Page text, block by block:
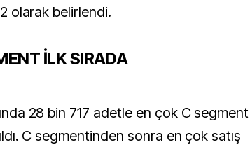
olarak belirlendi.
İLK SIRADA
28 bin 717 adetle en çok C segment
C segmentinden sonra en çok satış